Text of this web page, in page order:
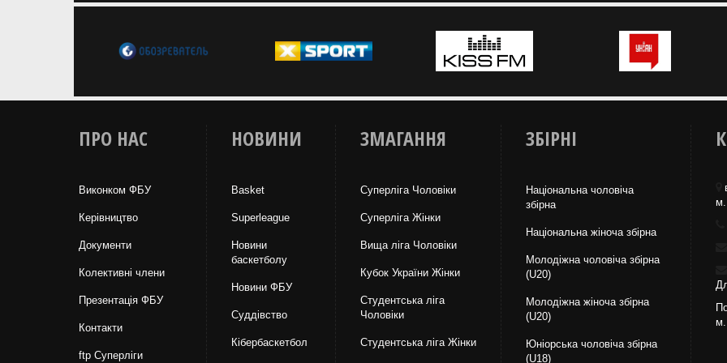
ПРО НАС
Виконком ФБУ
Керівництво
Документи
Колективні члени
Презентація ФБУ
Контакти
ftp Суперліги
НОВИНИ
Basket
Superleague
Новини
баскетболу
Новини ФБУ
Суддівство
Кібербаскетбол
ЗМАГАННЯ
Суперліга Чоловіки
Суперліга Жінки
Вища лiга Чоловіки
Кубок України Жінки
Студентська ліга
Чоловiки
Студентська ліга Жінки
ЗБІРНІ
Національна чоловіча
збірна
Національна жiноча збірна
Молодіжна чоловіча збірна
(U20)
Молодіжна жіноча збірна
(U20)
Юніорська чоловіча збірна
(U18)
м.